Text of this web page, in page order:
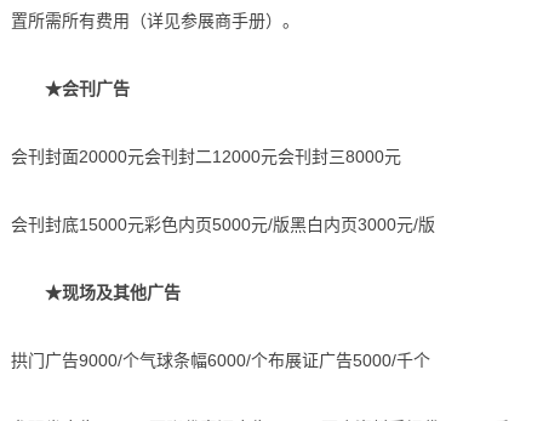
置所需所有费用（详见参展商手册）。
★会刊广告
会刊封面20000元会刊封二12000元会刊封三8000元
会刊封底15000元彩色内页5000元/版黑白内页3000元/版
★现场及其他广告
拱门广告9000/个气球条幅6000/个布展证广告5000/千个